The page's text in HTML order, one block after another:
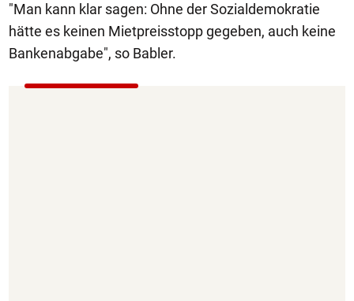
"Man kann klar sagen: Ohne der Sozialdemokratie
hätte es keinen Mietpreisstopp gegeben, auch keine
Bankenabgabe", so Babler.